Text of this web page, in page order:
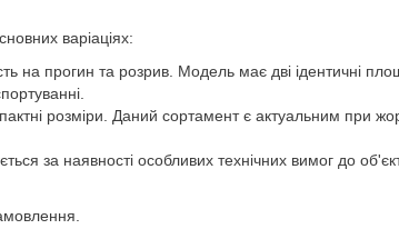
варіаціях:
на прогин та розрив. Модель має дві ідентичні
розміри. Даний сортамент є актуальним при
за наявності особливих технічних вимог до